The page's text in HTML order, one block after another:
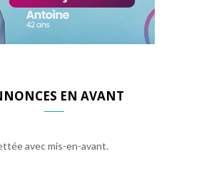
EN AVANT
avec mis-en-avant.